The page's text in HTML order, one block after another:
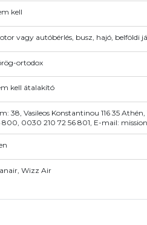
kell
vagy autóbérlés, busz, hajó, belföldi
ortodox
kell átalakító
38, Vasileos Konstantinou 116 35
800, 0030 210 72 56 801, E-mail:
Wizz Air